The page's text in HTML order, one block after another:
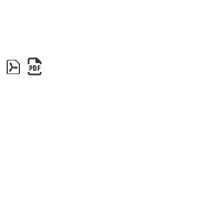
pdf, 198 kB, öppnas i
fönster.
i nytt fönster.